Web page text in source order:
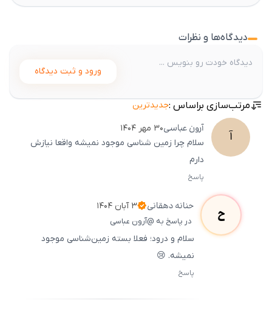
دیدگاه‌ها و نظرات
ورود و ثبت دیدگاه
مرتب‌سازی براساس :جدیدترین
آ آرونعباسی۳۰ مهر ۱۴۰۴
سلام چرا زمین شناسی موجود نمیشه واقعا نیازش
دارم
پاسخ
ح حنانهدهقانی ۳ آبان ۱۴۰۴
در پاسخ به @آرون عباسی
سلام و درود؛ فعلا بسته‌ زمین‌شناسی موجود
نمیشه. 😢
پاسخ